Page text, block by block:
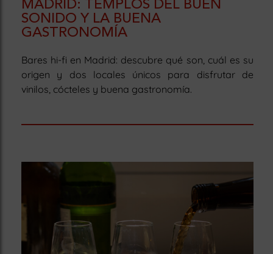
MADRID: TEMPLOS DEL BUEN
SONIDO Y LA BUENA
GASTRONOMÍA
Bares hi-fi en Madrid: descubre qué son, cuál es su
origen y dos locales únicos para disfrutar de
vinilos, cócteles y buena gastronomía.